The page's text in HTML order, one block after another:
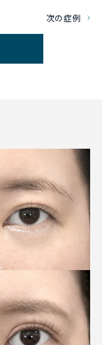
次の症例